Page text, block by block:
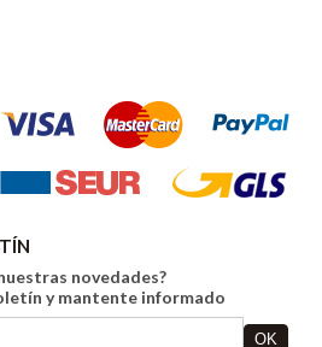
novedades?
y mantente informado